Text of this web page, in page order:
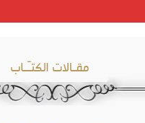
مقـالات الكتـّـاب